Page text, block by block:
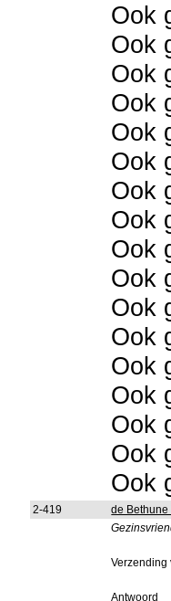
Ook
Ook
Ook
Ook
Ook
Ook
Ook
Ook
Ook
Ook
Ook
Ook
Ook
Ook
Ook
Ook
Ook
2-419 de Bethune
Verzending
Antwoord